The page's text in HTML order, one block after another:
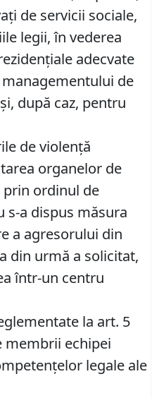
de servicii sociale,
legii, în vederea
adecvate
de
după caz, pentru
de violenţă
organelor de
ordinul de
s-a dispus măsura
a agresorului din
din urmă a solicitat,
într-un centru
la art. 5
membrii echipei
legale ale